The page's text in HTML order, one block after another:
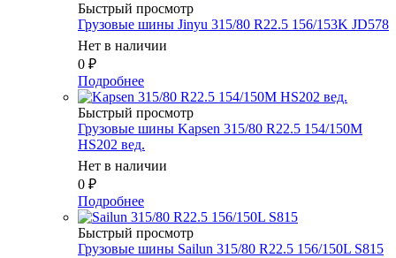
Быстрый просмотр
Грузовые шины Jinyu 315/80 R22.5 156/153K JD578
Нет в наличии
0 ₽
Подробнее
Быстрый просмотр
Грузовые шины Kapsen 315/80 R22.5 154/150M
HS202 вед.
Нет в наличии
0 ₽
Подробнее
Быстрый просмотр
Грузовые шины Sailun 315/80 R22.5 156/150L S815